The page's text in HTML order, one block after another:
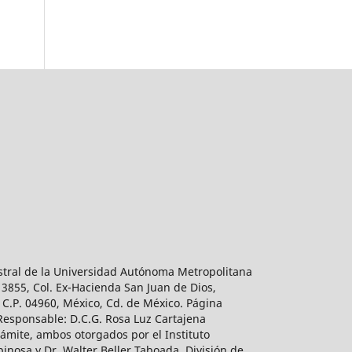
de la Universidad Autónoma Metropolitana
Col. Ex-Hacienda San Juan de Dios,
04960, México, Cd. de México. Página
D.C.G. Rosa Luz Cartajena
ambos otorgados por el Instituto